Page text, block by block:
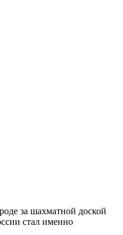
за шахматной доской
стал именно